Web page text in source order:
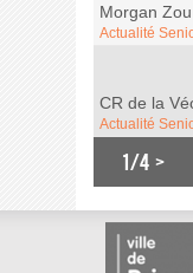
Morgan Zou
Actualité
CR de la
Actualité
1/4 >